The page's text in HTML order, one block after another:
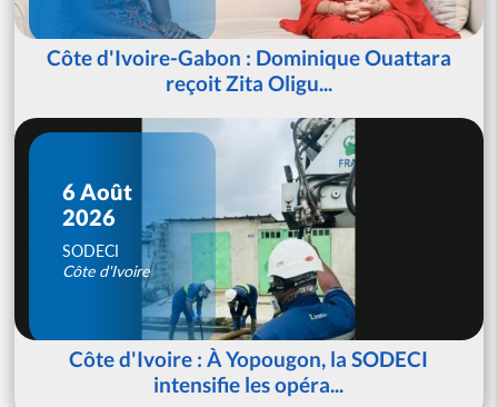
Côte d'Ivoire-Gabon : Dominique Ouattara
reçoit Zita Oligu...
6 Août
2026
SODECI
Côte d'Ivoire
Côte d'Ivoire : À Yopougon, la SODECI
intensifie les opéra...